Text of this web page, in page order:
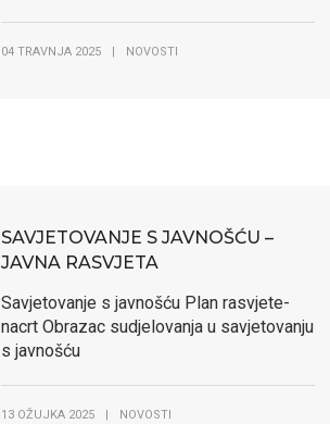
04 TRAVNJA 2025 NOVOSTI
SAVJETOVANJE S JAVNOŠĆU –
JAVNA RASVJETA
Savjetovanje s javnošću Plan rasvjete-
nacrt Obrazac sudjelovanja u savjetovanju
s javnošću
13 OŽUJKA 2025 NOVOSTI